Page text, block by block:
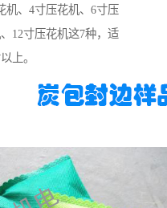
机、4寸压花机、6寸压
12寸压花机这7种，适
上。